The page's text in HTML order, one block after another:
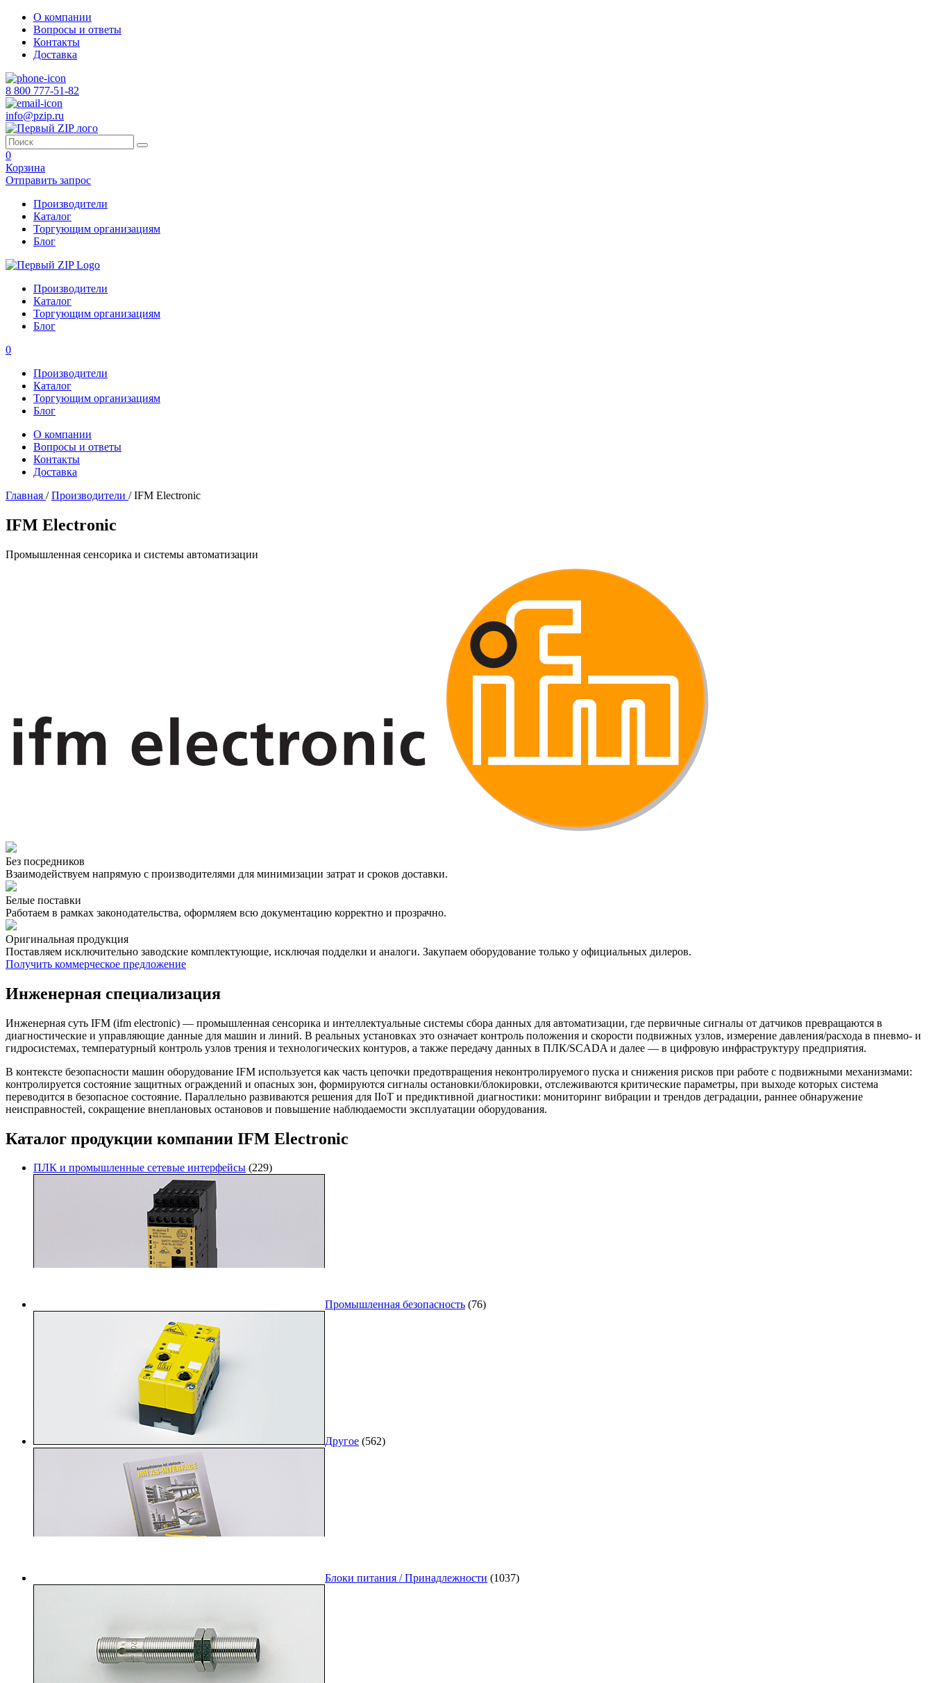
О компании
Вопросы и ответы
Контакты
Доставка
8 800 777-51-82
info@pzip.ru
0
Корзина
Отправить запрос
Производители
Каталог
Торгующим организациям
Блог
Производители
Каталог
Торгующим организациям
Блог
0
Производители
Каталог
Торгующим организациям
Блог
О компании
Вопросы и ответы
Контакты
Доставка
Главная /Производители /IFM Electronic
IFM Electronic
Промышленная сенсорика и системы автоматизации
Без посредников
Взаимодействуем напрямую с производителями для минимизации затрат и сроков доставки.
Белые поставки
Работаем в рамках законодательства, оформляем всю документацию корректно и прозрачно.
Оригинальная продукция
Поставляем исключительно заводские комплектующие, исключая подделки и аналоги. Закупаем оборудование только у официальных дилеров.
Получить коммерческое предложение
Инженерная специализация
Инженерная суть IFM (ifm electronic) — промышленная сенсорика и интеллектуальные системы сбора данных для автоматизации, где первичные сигналы от датчиков превращаются в
диагностические и управляющие данные для машин и линий. В реальных установках это означает контроль положения и скорости подвижных узлов, измерение давления/расхода в пневмо- и
гидросистемах, температурный контроль узлов трения и технологических контуров, а также передачу данных в ПЛК/SCADA и далее — в цифровую инфраструктуру предприятия.
В контексте безопасности машин оборудование IFM используется как часть цепочки предотвращения неконтролируемого пуска и снижения рисков при работе с подвижными механизмами:
контролируется состояние защитных ограждений и опасных зон, формируются сигналы остановки/блокировки, отслеживаются критические параметры, при выходе которых система
переводится в безопасное состояние. Параллельно развиваются решения для IIoT и предиктивной диагностики: мониторинг вибрации и трендов деградации, раннее обнаружение
неисправностей, сокращение внеплановых остановов и повышение наблюдаемости эксплуатации оборудования.
Каталог продукции компании IFM Electronic
ПЛК и промышленные сетевые интерфейсы (229)
Промышленная безопасность (76)
Другое (562)
Блоки питания / Принадлежности (1037)